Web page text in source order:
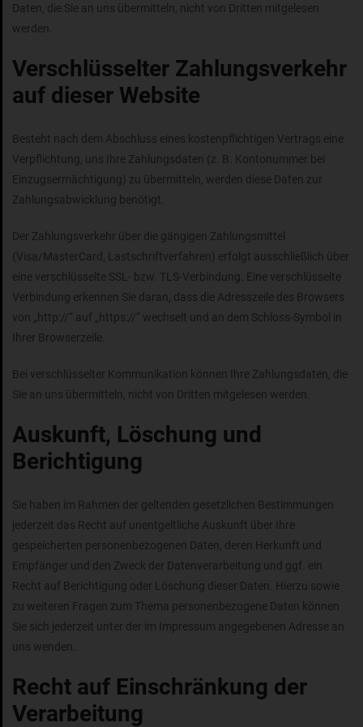
Daten, die Sie an uns übermitteln, nicht von Dritten mitgelesen
werden.
Verschlüsselter Zahlungsverkehr
auf dieser Website
Besteht nach dem Abschluss eines kostenpflichtigen Vertrags eine
Verpflichtung, uns Ihre Zahlungsdaten (z. B. Kontonummer bei
Einzugsermächtigung) zu übermitteln, werden diese Daten zur
Zahlungsabwicklung benötigt.
Der Zahlungsverkehr über die gängigen Zahlungsmittel
(Visa/MasterCard, Lastschriftverfahren) erfolgt ausschließlich über
eine verschlüsselte SSL- bzw. TLS-Verbindung. Eine verschlüsselte
Verbindung erkennen Sie daran, dass die Adresszeile des Browsers
von „http://“ auf „https://“ wechselt und an dem Schloss-Symbol in
Ihrer Browserzeile.
Bei verschlüsselter Kommunikation können Ihre Zahlungsdaten, die
Sie an uns übermitteln, nicht von Dritten mitgelesen werden.
Auskunft, Löschung und
Berichtigung
Sie haben im Rahmen der geltenden gesetzlichen Bestimmungen
jederzeit das Recht auf unentgeltliche Auskunft über Ihre
gespeicherten personenbezogenen Daten, deren Herkunft und
Empfänger und den Zweck der Datenverarbeitung und ggf. ein
Recht auf Berichtigung oder Löschung dieser Daten. Hierzu sowie
zu weiteren Fragen zum Thema personenbezogene Daten können
Sie sich jederzeit unter der im Impressum angegebenen Adresse an
uns wenden.
Recht auf Einschränkung der
Verarbeitung